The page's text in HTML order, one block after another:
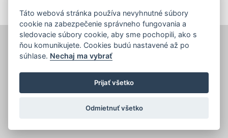
Táto webová stránka používa nevyhnutné súbory
cookie na zabezpečenie správneho fungovania a
sledovacie súbory cookie, aby sme pochopili, ako s
ňou komunikujete. Cookies budú nastavené až po
súhlase. Nechaj ma vybrať
Prijať všetko
Odmietnuť všetko